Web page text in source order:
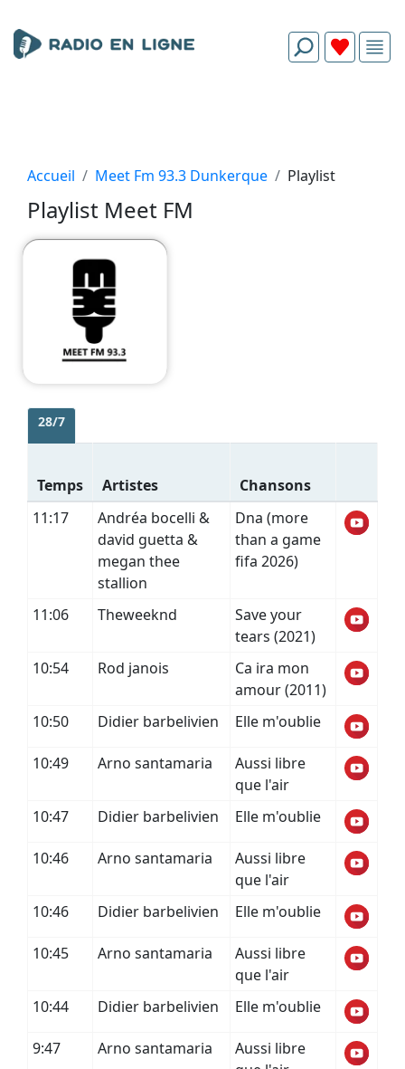
Accueil Meet Fm 93.3 Dunkerque Playlist
Playlist Meet FM
28/7
Temps Artistes
Chansons
11:17
Andréa bocelli &
david guetta &
megan thee
stallion
Dna (more
than a game
fifa 2026)
11:06 Theweeknd
Save your
tears (2021)
10:54
Rod janois
Ca ira mon
amour (2011)
10:50
Didier barbelivien Elle m'oublie
10:49 Arno santamaria
Aussi libre
que l'air
10:47
Didier barbelivien Elle m'oublie
10:46 Arno santamaria
Aussi libre
que l'air
10:46
Didier barbelivien Elle m'oublie
10:45 Arno santamaria
Aussi libre
que l'air
10:44
Didier barbelivien Elle m'oublie
9:47 Arno santamaria
Aussi libre